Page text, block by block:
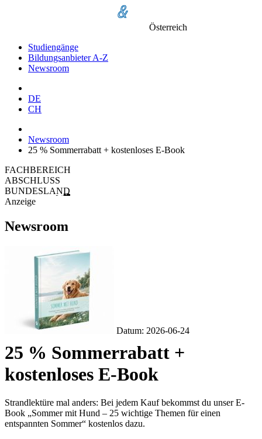
Österreich
Studiengänge
Bildungsanbieter A-Z
Newsroom
DE
CH
Newsroom
25 % Sommerrabatt + kostenloses E-Book
FACHBEREICH
ABSCHLUSS
BUNDESLAND
Anzeige
Newsroom
Datum: 2026-06-24
25 % Sommerrabatt +
kostenloses E-Book
Strandlektüre mal anders: Bei jedem Kauf bekommst du unser E-
Book „Sommer mit Hund – 25 wichtige Themen für einen
entspannten Sommer“ kostenlos dazu.